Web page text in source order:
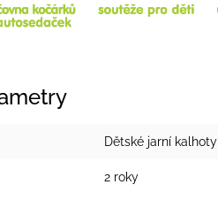
Dětské jarní kalhoty
2 roky